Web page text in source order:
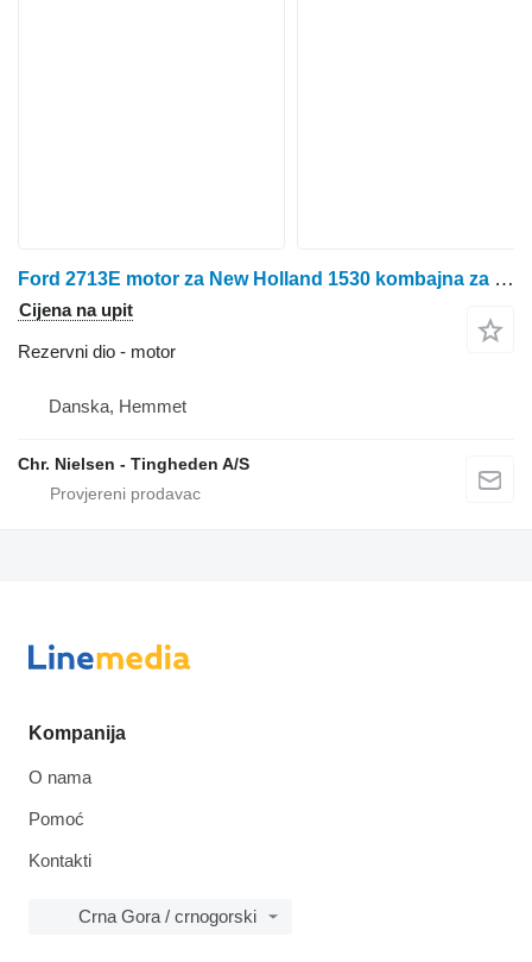
Ford 2713E motor za New Holland 1530 kombajna za žito
Cijena na upit
Rezervni dio - motor
Danska, Hemmet
Chr. Nielsen - Tingheden A/S
Kompanija
O nama
Pomoć
Kontakti
Crna Gora / crnogorski